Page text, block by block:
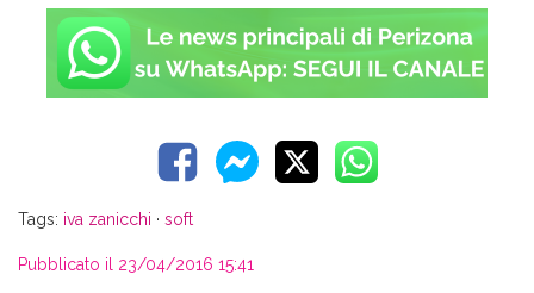
Tags: iva zanicchi · soft
Pubblicato il 23/04/2016 15:41